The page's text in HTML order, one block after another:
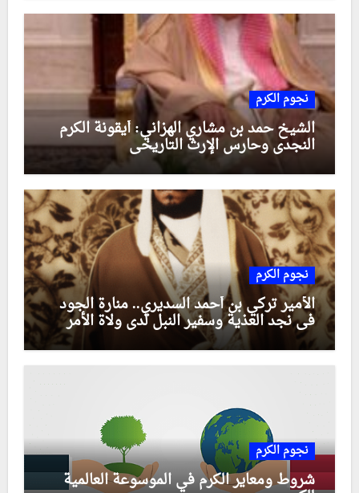
نجوم الكرم
الشيخ حمد بن مشاري الهزاني: أيقونة الكرم
النجدي وحارس الإرث التاريخي
نجوم الكرم
الأمير تركي بن أحمد السديري.. منارة الجود
في نجد العذية وسفير النبل لدى ولاة الأمر
نجوم الكرم
شروط ومعاير الكرم في الموسوعة العالمية